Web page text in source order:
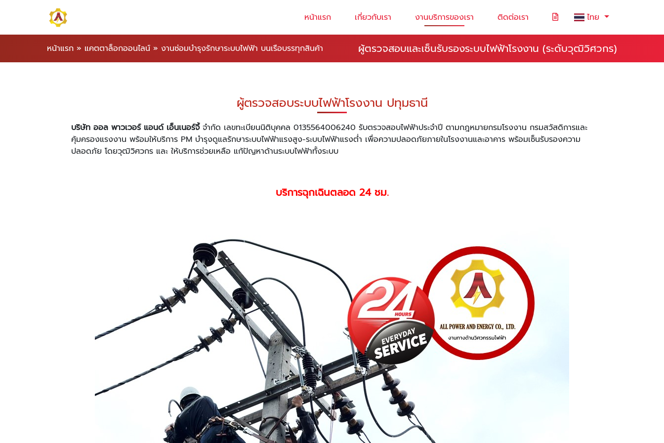
หน้าแรก เกี่ยวกับเรา งานบริการของเรา ติดต่อเรา ไทย
หน้าแรก » แคตตาล็อกออนไลน์ » งานซ่อมบำรุงรักษาระบบไฟฟ้า บนเรือบรรทุกสินค้า ผู้ตรวจสอบและเซ็นรับรองระบบไฟฟ้าโรงงาน (ระดับวุฒิวิศวกร)
ผู้ตรวจสอบระบบไฟฟ้าโรงงาน ปทุมธานี
บริษัท ออล พาวเวอร์ แอนด์ เอ็นเนอร์จี้จำกัด เลขทะเบียนนิติบุคคล 0135564006240 รับตรวจสอบไฟฟ้าประจำปี ตามกฎหมายกรมโรงงาน กรมสวัสดิการและ
คุ้มครองแรงงาน พร้อมให้บริการ PM บำรุงดูแลรักษาระบบไฟฟ้าแรงสูง-ระบบไฟฟ้าแรงต่ำ เพื่อความปลอดภัยภายในโรงงานและอาคาร พร้อมเซ็นรับรองความ
ปลอดภัย โดยวุฒิวิศวกร และ ให้บริการช่วยเหลือ แก้ปัญหาด้านระบบไฟฟ้าทั้งระบบ
บริการฉุกเฉินตลอด 24 ชม.